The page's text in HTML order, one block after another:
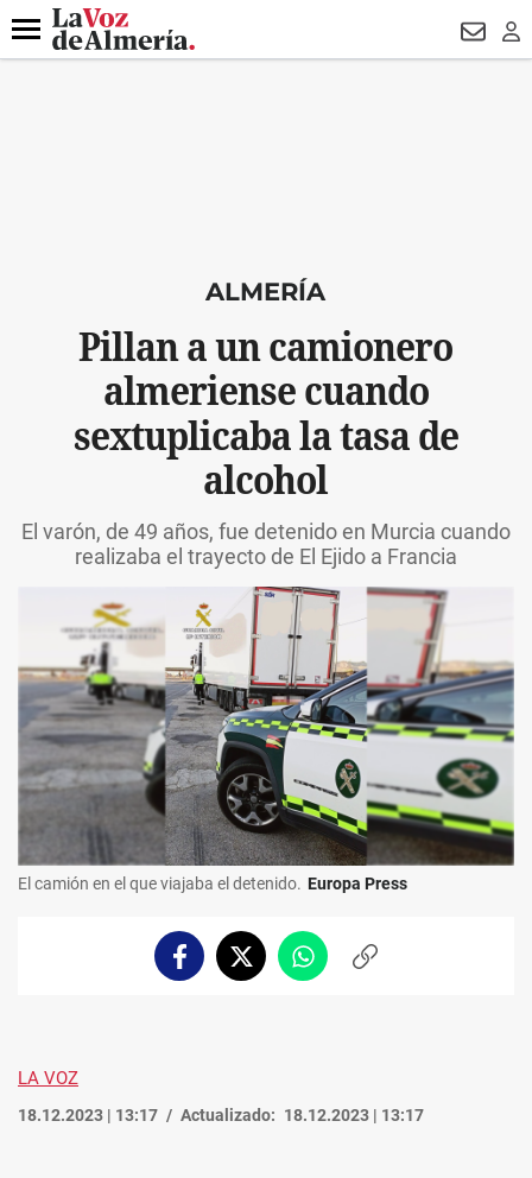
DESTACADO
Menú
ALMERÍA
Pillan a un camionero
almeriense cuando
sextuplicaba la tasa de
alcohol
El varón, de 49 años, fue detenido en Murcia cuando
realizaba el trayecto de El Ejido a Francia
El camión en el que viajaba el detenido. Europa Press
FacebookTwitterWhatsappCopiar
LA VOZ
18.12.2023 | 13:17 Actualizado: 18.12.2023 | 13:17